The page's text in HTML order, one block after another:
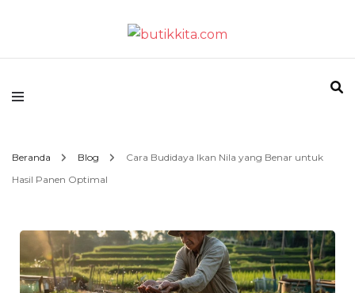
butikkita.com
Beranda Blog
Cara Budidaya Ikan Nila yang Benar untuk
Hasil Panen Optimal